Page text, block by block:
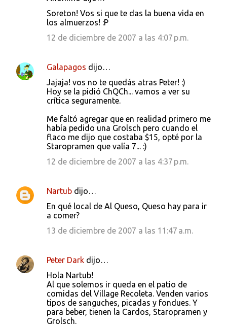
n
t
Soreton! Vos si que te das la buena vida en
los almuerzos! :P
12 de diciembre de 2007 a las 4:07 p.m.
Galapagos dijo…
Jajaja! vos no te quedás atras Peter! :)
Hoy se la pidió ChQCh... vamos a ver su
crítica seguramente.
Me faltó agregar que en realidad primero me
había pedido una Grolsch pero cuando el
flaco me dijo que costaba $15, opté por la
Staropramen que valía 7... :)
12 de diciembre de 2007 a las 4:37 p.m.
Nartub dijo…
En qué local de Al Queso, Queso hay para ir
a comer?
13 de diciembre de 2007 a las 11:47 a.m.
Peter Dark dijo…
Hola Nartub!
Al que solemos ir queda en el patio de
comidas del Village Recoleta. Venden varios
tipos de sanguches, picadas y fondues. Y
para beber, tienen la Cardos, Staropramen y
Grolsch.